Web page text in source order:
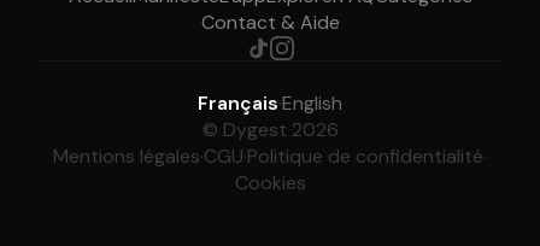
Contact & Aide
Français·English
© Dygest 2026
Mentions légales·CGU·Politique de confidentialité·
Cookies